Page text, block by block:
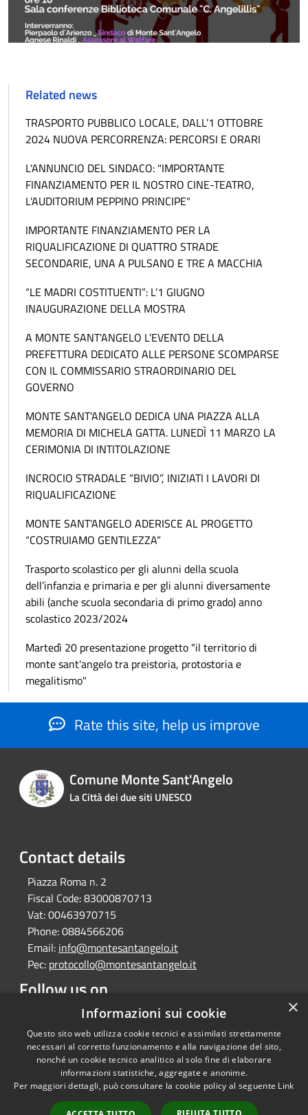
Related news
TRASPORTO PUBBLICO LOCALE, DALL’1 OTTOBRE
2024 NUOVA PERCORRENZA: PERCORSI E ORARI
L'ANNUNCIO DEL SINDACO: "IMPORTANTE
FINANZIAMENTO PER IL NOSTRO CINE-TEATRO,
L'AUDITORIUM PEPPINO PRINCIPE"
IMPORTANTE FINANZIAMENTO PER LA
RIQUALIFICAZIONE DI QUATTRO STRADE
SECONDARIE, UNA A PULSANO E TRE A MACCHIA
“LE MADRI COSTITUENTI”: L’1 GIUGNO
INAUGURAZIONE DELLA MOSTRA
A MONTE SANT'ANGELO L’EVENTO DELLA
PREFETTURA DEDICATO ALLE PERSONE SCOMPARSE
CON IL COMMISSARIO STRAORDINARIO DEL
GOVERNO
MONTE SANT'ANGELO DEDICA UNA PIAZZA ALLA
MEMORIA DI MICHELA GATTA. LUNEDÌ 11 MARZO LA
CERIMONIA DI INTITOLAZIONE
INCROCIO STRADALE “BIVIO”, INIZIATI I LAVORI DI
RIQUALIFICAZIONE
MONTE SANT'ANGELO ADERISCE AL PROGETTO
“COSTRUIAMO GENTILEZZA”
Trasporto scolastico per gli alunni della scuola
dell’infanzia e primaria e per gli alunni diversamente
abili (anche scuola secondaria di primo grado) anno
scolastico 2023/2024
Martedì 20 presentazione progetto "il territorio di
monte sant'angelo tra preistoria, protostoria e
megalitismo"
Rate this site, help us improve
Comune Monte Sant'Angelo
La Città dei due siti UNESCO
Contact details
Piazza Roma n. 2
Fiscal Code:83000870713
Vat:00463970715
Phone:0884566206
Email: info@montesantangelo.it
Pec: protocollo@montesantangelo.it
Follow us on
FacebookYoutubeInstagramTelegramWhatsapp
RSS
Accessibility
Copyright © 2026 • Comune
Monte Sant'Angelo • Powered
×
Informazioni sui cookie
Questo sito web utilizza cookie tecnici e assimilati strettamente
necessari al corretto funzionamento e alla navigazione del sito,
nonché un cookie tecnico analitico al solo fine di elaborare
informazioni statistiche, aggregate e anonime.
Per maggiori dettagli, può consultare la cookie policy al seguente Link